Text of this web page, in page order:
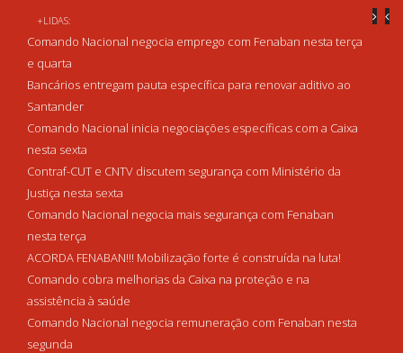
+LIDAS:
Comando Nacional negocia emprego com Fenaban nesta terça
e quarta
Bancários entregam pauta específica para renovar aditivo ao
Santander
Comando Nacional inicia negociações específicas com a Caixa
nesta sexta
Contraf-CUT e CNTV discutem segurança com Ministério da
Justiça nesta sexta
Comando Nacional negocia mais segurança com Fenaban
nesta terça
ACORDA FENABAN!!! Mobilização forte é construída na luta!
Comando cobra melhorias da Caixa na proteção e na
assistência à saúde
Comando Nacional negocia remuneração com Fenaban nesta
segunda